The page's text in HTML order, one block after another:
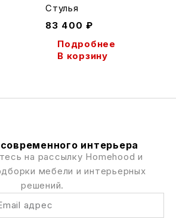
Стулья
83 400 ₽
Подробнее
В корзину
интерьера
на рассылку Homehood и
мебели и интерьерных
решений.